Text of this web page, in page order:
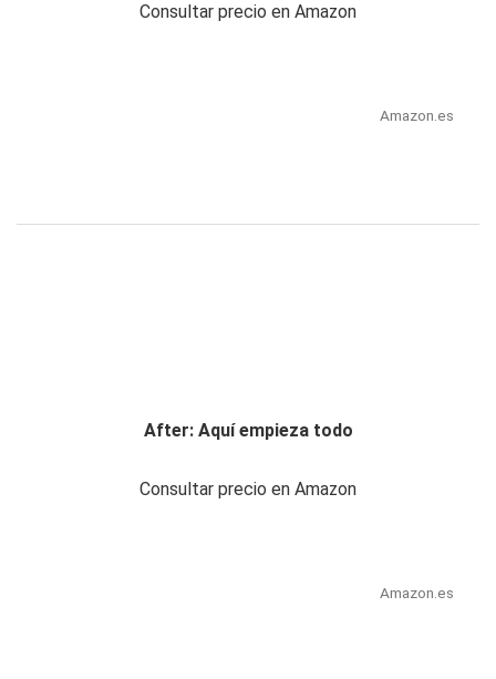
Consultar precio en Amazon
Amazon.es
After: Aquí empieza todo
Consultar precio en Amazon
Amazon.es